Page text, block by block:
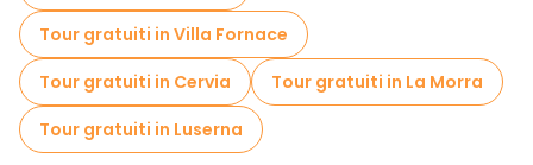
Tour gratuiti in Villa Fornace
Tour gratuiti in Cervia
Tour gratuiti in La Morra
Tour gratuiti in Luserna